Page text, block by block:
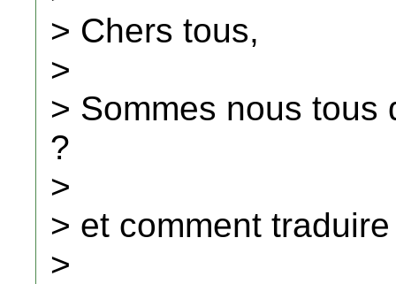
> Chers tous,
>
> Sommes nous tous
?
>
> et comment
>